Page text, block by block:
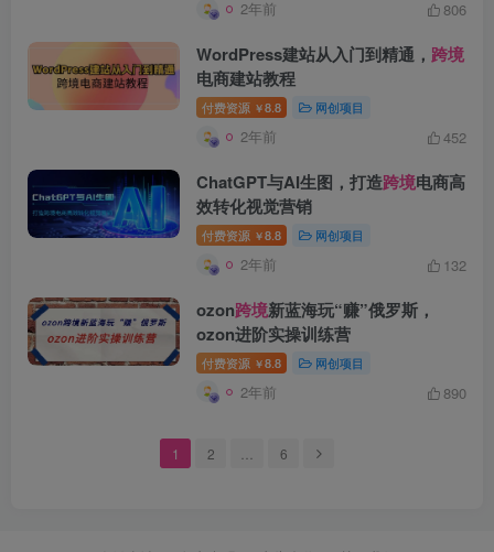
2年前 806
WordPress建站从入门到精通， 跨境
电商建站教程
付费资源 ￥8.8 网创项目
2年前 452
ChatGPT与AI生图，打造跨境电商高
效转化视觉营销
付费资源 ￥8.8 网创项目
2年前 132
ozon跨境新蓝海玩“赚”俄罗斯，
ozon进阶实操训练营
付费资源 ￥8.8 网创项目
2年前 890
1 2 6